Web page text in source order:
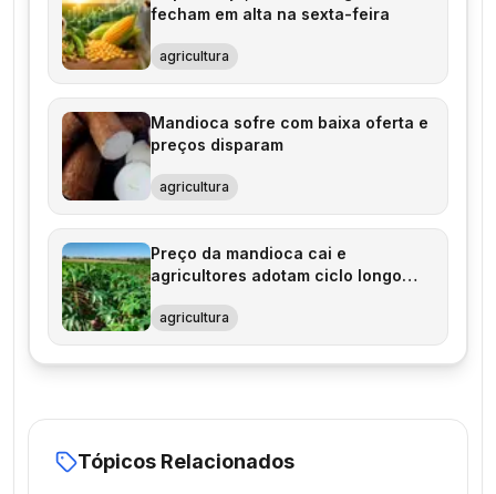
fecham em alta na sexta-feira
agricultura
Mandioca sofre com baixa oferta e
preços disparam
agricultura
Preço da mandioca cai e
agricultores adotam ciclo longo
agricultura
Tópicos Relacionados